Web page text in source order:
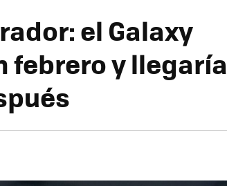
el Galaxy
febrero y llegaría